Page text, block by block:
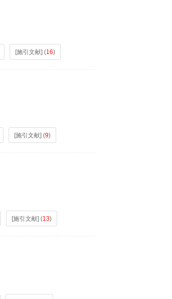
[施引文献] (16)
[施引文献] (9)
[施引文献] (13)